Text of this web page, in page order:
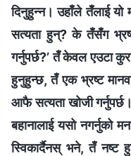
दिनुहुन्न। उहाँले तँलाई यो
सत्यता हुन्? के तँसँग
गर्नुपर्छ?’ तँ केवल एउटा
हुनुहुन्छ, तँ एक भ्रष्ट
आफै सत्यता खोजी
बहानालाई यसो नगर्नुको
स्विकार्दैनस् भने, तँ नष्ट